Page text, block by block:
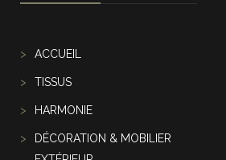
ACCUEIL
TISSUS
HARMONIE
DÉCORATION & MOBILIER